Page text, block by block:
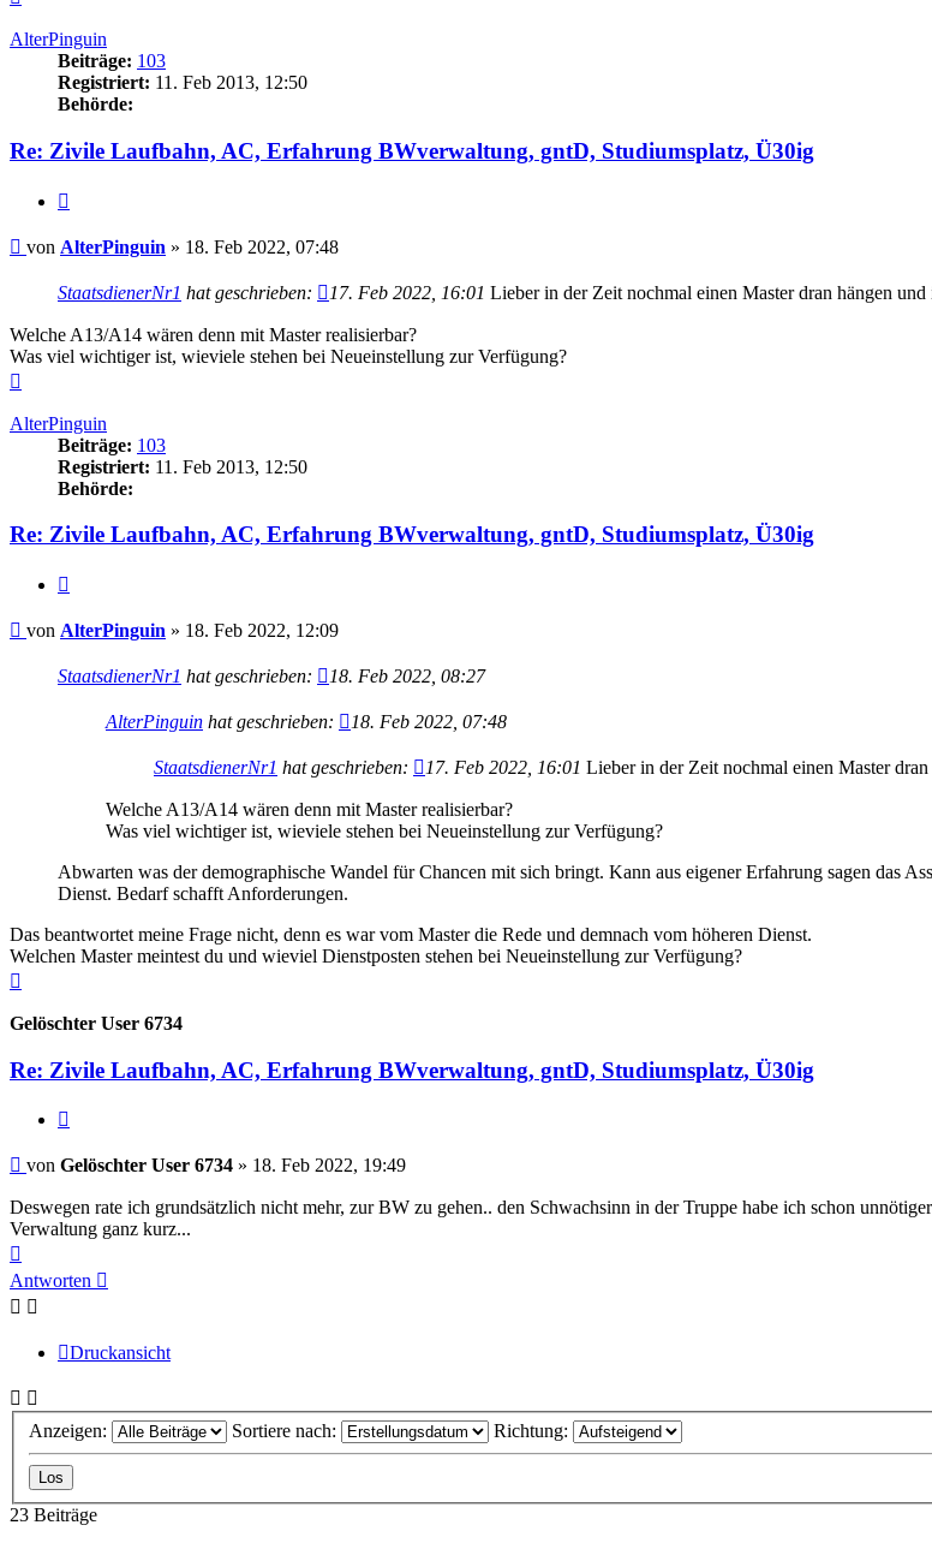
AlterPinguin
Beiträge: 103
Registriert: 11. Feb 2013, 12:50
Behörde:
Re: Zivile Laufbahn, AC, Erfahrung BWverwaltung, gntD, Studiumsplatz, Ü30ig
Beitrag
von AlterPinguin » 18. Feb 2022, 07:48
StaatsdienerNr1 hat geschrieben: 17. Feb 2022, 16:01 Lieber in der Zeit nochmal einen Master dran hängen
Welche A13/A14 wären denn mit Master realisierbar?
Was viel wichtiger ist, wieviele stehen bei Neueinstellung zur Verfügung?
AlterPinguin
Beiträge: 103
Registriert: 11. Feb 2013, 12:50
Behörde:
Re: Zivile Laufbahn, AC, Erfahrung BWverwaltung, gntD, Studiumsplatz, Ü30ig
Beitrag
von AlterPinguin » 18. Feb 2022, 12:09
StaatsdienerNr1 hat geschrieben: 18. Feb 2022, 08:27
AlterPinguin hat geschrieben: 18. Feb 2022, 07:48
StaatsdienerNr1 hat geschrieben: 17. Feb 2022, 16:01 Lieber in der Zeit nochmal einen Master
Welche A13/A14 wären denn mit Master realisierbar?
Was viel wichtiger ist, wieviele stehen bei Neueinstellung zur Verfügung?
Abwarten was der demographische Wandel für Chancen mit sich bringt. Kann aus eigener Erfahrung sagen das
Dienst. Bedarf schafft Anforderungen.
Das beantwortet meine Frage nicht, denn es war vom Master die Rede und demnach vom höheren Dienst.
Welchen Master meintest du und wieviel Dienstposten stehen bei Neueinstellung zur Verfügung?
Gelöschter User 6734
Re: Zivile Laufbahn, AC, Erfahrung BWverwaltung, gntD, Studiumsplatz, Ü30ig
Beitrag
von Gelöschter User 6734 » 18. Feb 2022, 19:49
Deswegen rate ich grundsätzlich nicht mehr, zur BW zu gehen.. den Schwachsinn in der Truppe habe ich schon
Verwaltung ganz kurz...
oben
Antworten
Druckansicht
Anzeigen: Sortiere nach: Richtung:
23 Beiträge